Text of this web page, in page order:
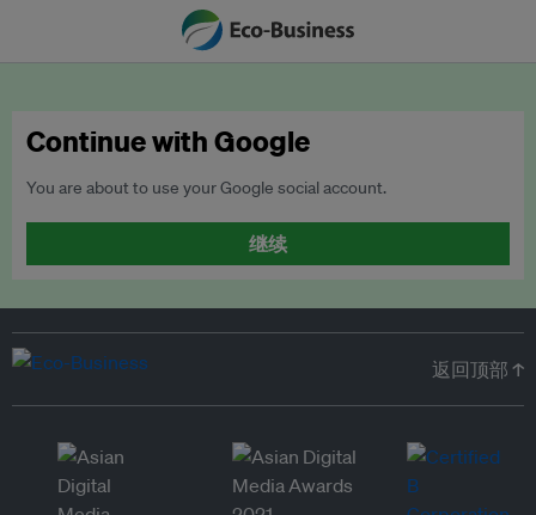
Continue with Google
You are about to use your Google social account.
继续
返回顶部 ↑